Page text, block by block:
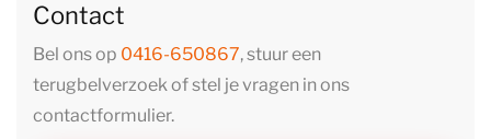
Contact
Bel ons op 0416-650867, stuur een
terugbelverzoek of stel je vragen in ons
contactformulier.